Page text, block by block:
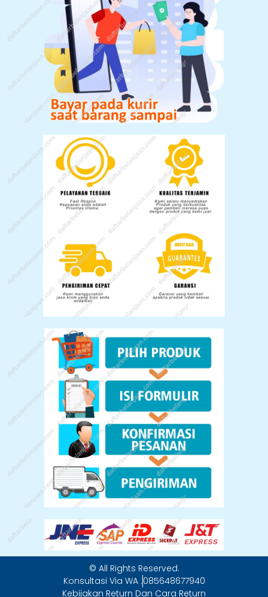
© All Rights Reserved.
Konsultasi Via WA :085648677940
Kebijakan Return Dan Cara Return